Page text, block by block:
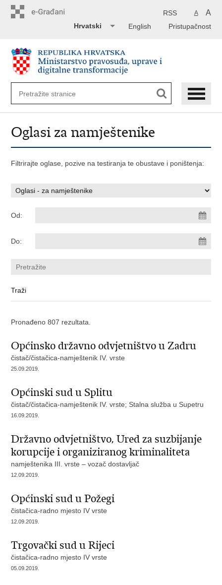
A A
RSS
Pristupačnost
English
Hrvatski
Oglasi za namještenike
Filtrirajte oglase, pozive na testiranja te obustave i poništenja:
Od:
Do:
Pronađeno 807 rezultata.
Općinsko državno odvjetništvo u Zadru
čistač/čistačica-namještenik IV. vrste
25.09.2019.
Općinski sud u Splitu
čistač/čistačica-namještenik IV. vrste; Stalna služba u Supetru
16.09.2019.
Državno odvjetništvo, Ured za suzbijanje
korupcije i organiziranog kriminaliteta
namještenika III. vrste – vozač dostavljač
12.09.2019.
Općinski sud u Požegi
čistačica-radno mjesto IV vrste
12.09.2019.
Trgovački sud u Rijeci
čistačica-radno mjesto IV vrste
05.09.2019.